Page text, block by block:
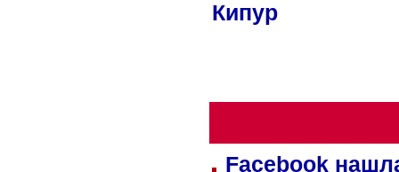
Кипур
Facebook